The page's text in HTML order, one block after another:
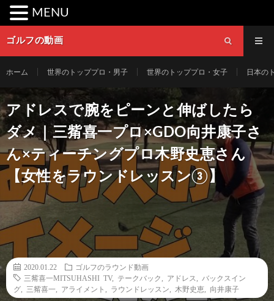
ゴルフの動画
ホーム 世界のトッププロ・男子 世界のトッププロ・女子 日本の
アドレスで腕をピーンと伸ばしたら
ダメ｜三觜喜一プロ×GDO向井康子さ
ん×ティーチングプロ木野史恵さん
【女性をラウンドレッスン③】
2020.01.22
ゴルフのラウンド動画
三觜喜一MITSUHASHI TV, テークバック アドレス
バックスイン
グ
三觜喜一 アライメント ラウンドレッスン 木野史恵 向井康子
MENU